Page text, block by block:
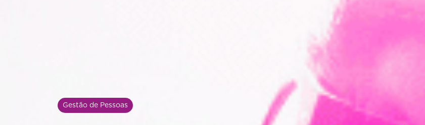
Gestão de Pessoas